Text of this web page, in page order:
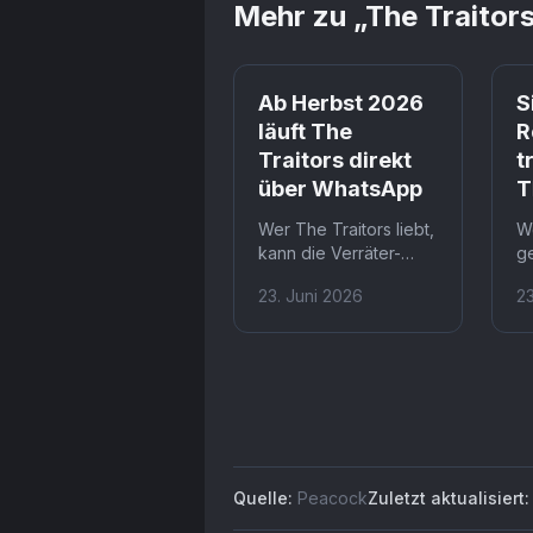
Mehr zu „The
Ab Herbst 2026
läuft The
Traitors direkt
über WhatsApp
Wer The Traitors liebt,
kann die Verräter-
eigenen
vollständig in einen
WhatsApp-Chat. Fans
23. Juni 2026
Quelle: PeacockZuletzt aktualisiert: